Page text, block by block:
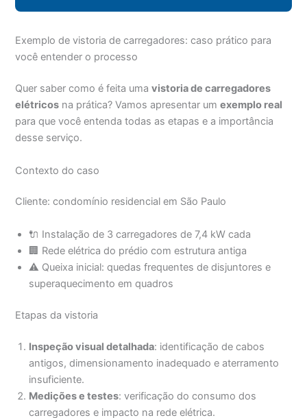
Exemplo de vistoria de carregadores: caso prático para
você entender o processo
Quer saber como é feita umavistoria de carregadores
elétricos na prática? Vamos apresentar umexemplo real
para que você entenda todas as etapas e a importância
desse serviço.
Contexto do caso
Cliente: condomínio residencial em São Paulo
🔌 Instalação de 3 carregadores de 7,4 kW cada
🏢 Rede elétrica do prédio com estrutura antiga
⚠️ Queixa inicial: quedas frequentes de disjuntores e
superaquecimento em quadros
Etapas da vistoria
Inspeção visual detalhada: identificação de cabos
antigos, dimensionamento inadequado e aterramento
insuficiente.
Medições e testes: verificação do consumo dos
carregadores e impacto na rede elétrica.